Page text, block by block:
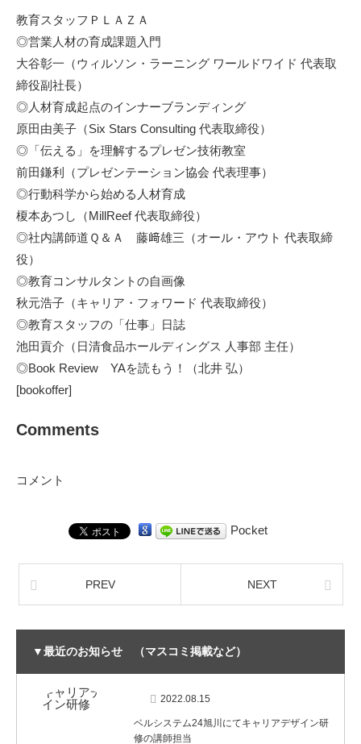
教育スタッフＰＬＡＺＡ
◎営業人材の育成課題入門
大谷彰一（ウィルソン・ラーニング ワールドワイド 代表取
締役副社長）
◎人材育成起点のインナーブランディング
原田由美子（Six Stars Consulting 代表取締役）
◎「伝える」を理解するプレゼン技術教室
前田鎌利（プレゼンテーション協会 代表理事）
◎行動科学から始める人材育成
榎本あつし（MillReef 代表取締役）
◎社内講師道Ｑ＆Ａ 藤﨑雄三（オール・アウト 代表取締
役）
◎教育コンサルタントの自画像
秋元浩子（キャリア・フォワード 代表取締役）
◎教育スタッフの「仕事」日誌
池田貢介（日清食品ホールディングス 人事部 主任）
◎Book Review YAを読もう！（北井 弘）
[bookoffer]
Comments
コメント
Pocket
PREV NEXT
▼最近のお知らせ （マスコミ掲載など）
2022.08.15
ベルシステム24旭川にてキャリアデザイン研
修の講師担当